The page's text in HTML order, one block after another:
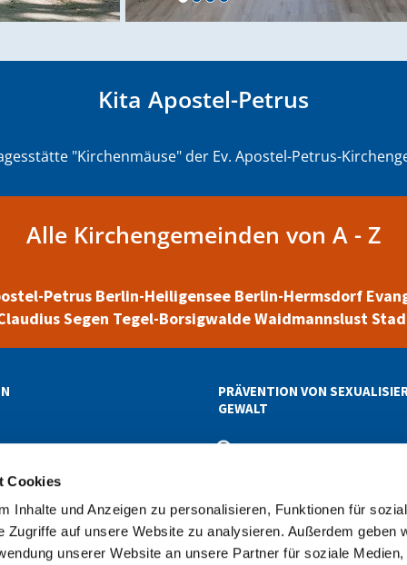
Cookies
Inhalte und Anzeigen zu personalisieren, Funktionen für
Zugriffe auf unsere Website zu analysieren. Außerdem geben
unserer Website an unsere Partner für soziale Medien,
Kita Apostel-Petrus
"Kirchenmäuse" der Ev. Apostel-Petrus-
Alle Kirchengemeinden von A - Z
Petrus Berlin-Heiligensee Berlin-Hermsdorf
Segen Tegel-BorsigwaldeWaidmannslust
PRÄVENTION VON
GEWALT
Reinickendorf  030 411 19 19